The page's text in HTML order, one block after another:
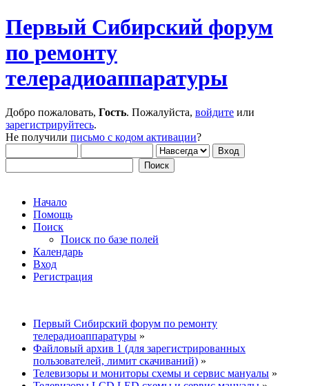
Первый Сибирский форум
по ремонту
телерадиоаппаратуры
Добро пожаловать, Гость. Пожалуйста, войдите или
зарегистрируйтесь.
Не получили письмо с кодом активации?
Начало
Помощь
Поиск
Поиск по базе полей
Календарь
Вход
Регистрация
Первый Сибирский форум по ремонту
телерадиоаппаратуры »
Файловый архив 1 (для зарегистрированных
пользователей, лимит скачиваний) »
Телевизоры и мониторы схемы и сервис мануалы »